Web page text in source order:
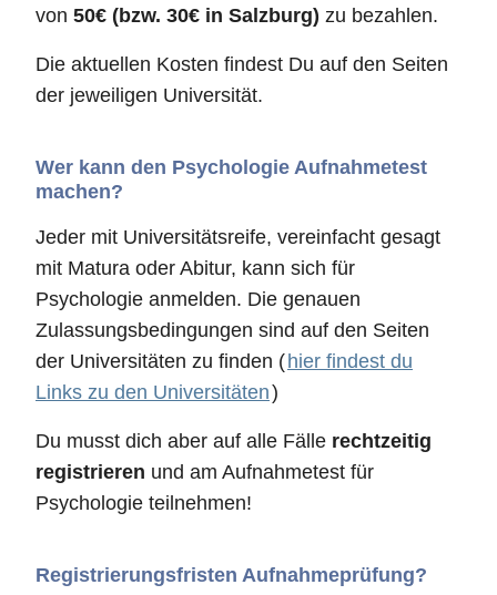
von 50€ (bzw. 30€ in Salzburg) zu bezahlen.
Die aktuellen Kosten findest Du auf den Seiten
der jeweiligen Universität.
Wer kann den Psychologie Aufnahmetest
machen?
Jeder mit Universitätsreife, vereinfacht gesagt
mit Matura oder Abitur, kann sich für
Psychologie anmelden. Die genauen
Zulassungsbedingungen sind auf den Seiten
der Universitäten zu finden ( hier findest du
Links zu den Universitäten)
Du musst dich aber auf alle Fälle rechtzeitig
registrieren und am Aufnahmetest für
Psychologie teilnehmen!
Registrierungsfristen Aufnahmeprüfung?